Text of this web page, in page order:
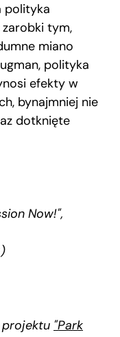
polityka
tym,
miano
polityka
efekty w
bynajmniej nie
dotknięte
Now!",
projektu "Park